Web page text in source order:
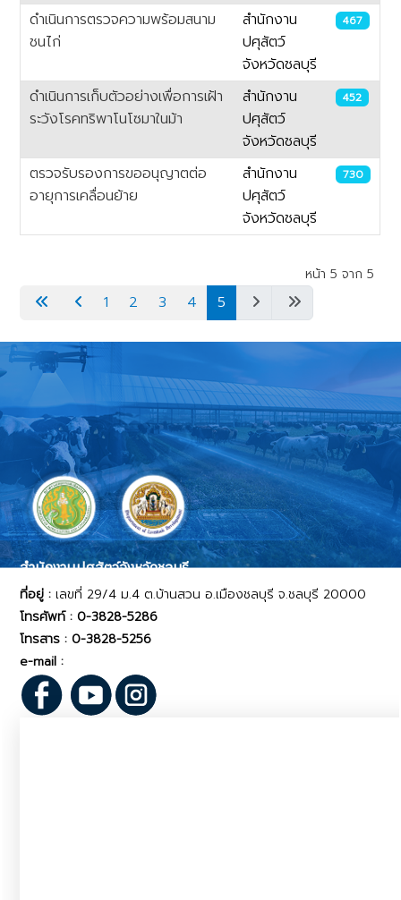
ดำเนินการตรวจความพร้อมสนาม
ชนไก่
สำนักงาน
ปศุสัตว์
จังหวัดชลบุรี
467
ดำเนินการเก็บตัวอย่างเพื่อการเฝ้า
ระวังโรคทริพาโนโซมาในม้า
สำนักงาน
ปศุสัตว์
จังหวัดชลบุรี
452
ตรวจรับรองการขออนุญาตต่อ
อายุการเคลื่อนย้าย
สำนักงาน
ปศุสัตว์
จังหวัดชลบุรี
730
หน้า 5 จาก 5
1 2 3 4 5
สำนักงานปศุสัตว์จังหวัดชลบุรี
ที่อยู่ :เลขที่ 29/4 ม.4 ต.บ้านสวน อ.เมืองชลบุรี จ.ชลบุรี 20000
โทรศัพท์ : 0-3828-5286
โทรสาร : 0-3828-5256
e-mail :